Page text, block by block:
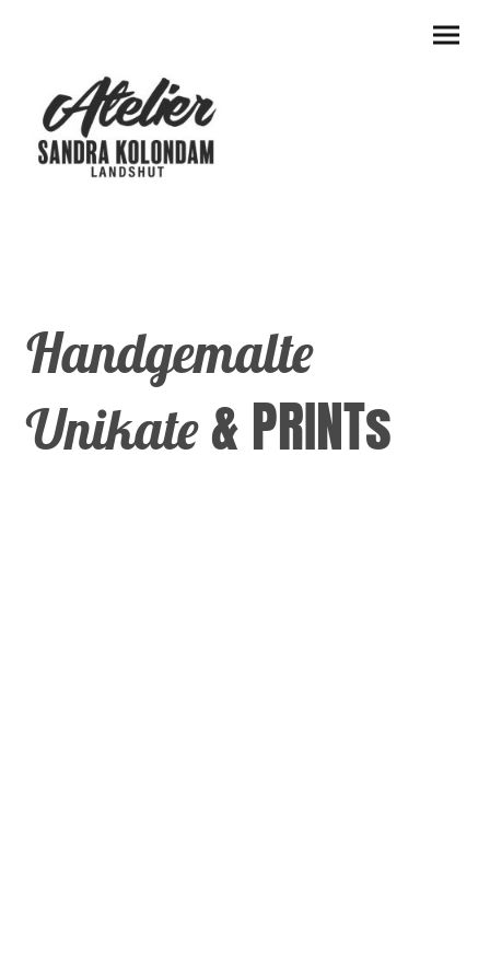
Handgemalte
Unikate& PRINTs